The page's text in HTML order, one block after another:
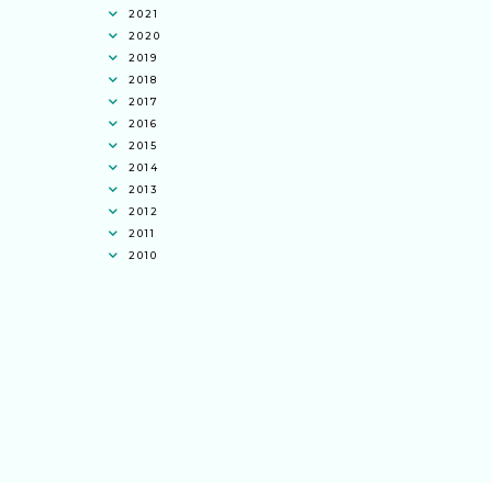
2021
2020
2019
2018
2017
2016
2015
2014
2013
2012
2011
2010